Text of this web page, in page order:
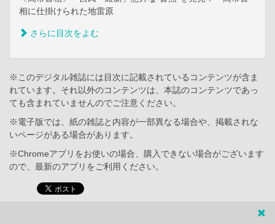
相に仕掛けられた地雷原
さらに目次をよむ
※このデジタル雑誌には目次に記載されているコンテンツが含ま
れています。それ以外のコンテンツは、本誌のコンテンツであっ
ても含まれていませんのでご注意ください。
※電子版では、紙の雑誌と内容が一部異なる場合や、掲載されな
いページがある場合があります。
※Chromeアプリをお使いの場合、購入できない場合がございます
ので、最新のアプリをご利用ください。